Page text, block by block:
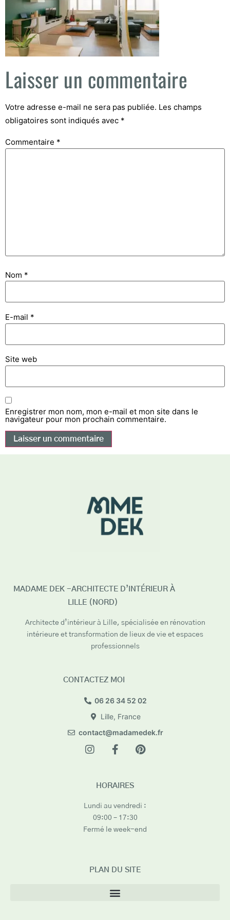
Laisser un commentaire
Votre adresse e-mail ne sera pas publiée. Les champs
obligatoires sont indiqués avec *
Commentaire *
Nom *
E-mail *
Site web
Enregistrer mon nom, mon e-mail et mon site dans le
navigateur pour mon prochain commentaire.
MADAME DEK -ARCHITECTE D’INTÉRIEUR À
LILLE (NORD)
Architecte d’intérieur à Lille, spécialisée en rénovation
intérieure et transformation de lieux de vie et espaces
professionnels
CONTACTEZ MOI
06 26 34 52 02
Lille, France
contact@madamedek.fr
HORAIRES
Lundi au vendredi :
09:00 – 17:30
Fermé le week-end
PLAN DU SITE